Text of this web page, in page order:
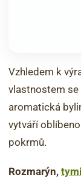
Vzhledem k
vlastnostem se
aromatická
vytváří
pokrmů.
Rozmarýn,